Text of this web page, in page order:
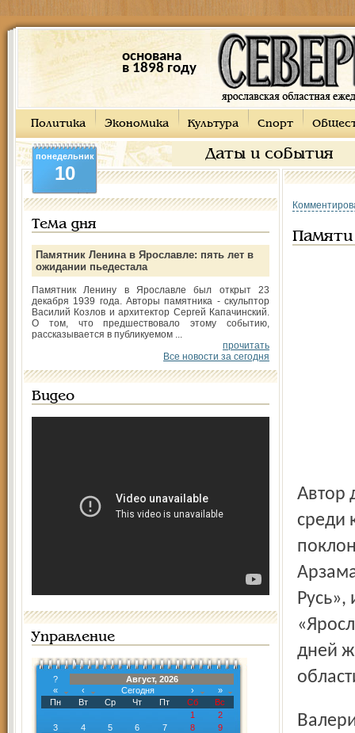
основана
в 1898 году
Политика Экономика Культура Спорт
Даты и события
понедельник
10
Тема дня
Памятник Ленина в Ярославле: пять лет в
ожидании пьедестала
Памятник Ленину в Ярославле был открыт 23
декабря 1939 года. Авторы памятника - скульптор
Василий Козлов и архитектор Сергей Капачинский.
О том, что предшествовало этому событию,
рассказывается в публикуемом ...
прочитать
Все новости за сегодня
Видео
Управление
?
Август, 2026
«
‹ Сегодня ›
»
Пн
Вт Ср Чт Пт Сб
Вс
1
2
3
4 5 6 7 8
9
Памяти
Автор двадцати четырёх широко известных романов,
среди
Русь»,
дней
Валерий Александрович стоял у истоков создания